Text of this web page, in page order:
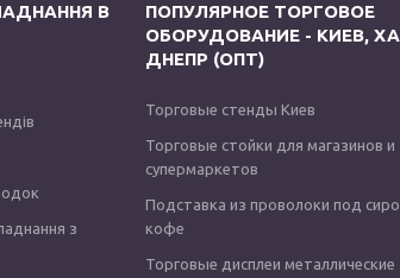
В
з
ПОПУЛЯРНОЕ ТОРГОВОЕ
ОБОРУДОВАНИЕ - КИЕВ,
ДНЕПР (ОПТ)
Торговые стенды Киев
Торговые стойки для магазинов и
супермаркетов
Подставка из проволоки под
кофе
Торговые дисплеи металлические